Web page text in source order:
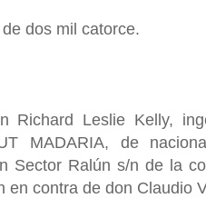
dos mil catorce.
Leslie Kelly,
MADARIA, de
Sector Ralún s/n de la
en contra de don Claudio